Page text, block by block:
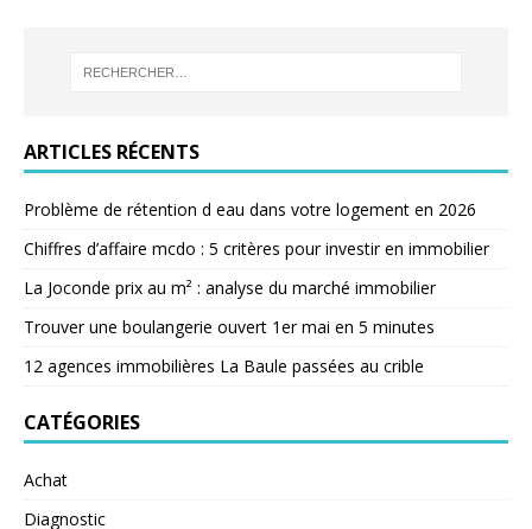
ARTICLES RÉCENTS
Problème de rétention d eau dans votre logement en 2026
Chiffres d’affaire mcdo : 5 critères pour investir en immobilier
La Joconde prix au m² : analyse du marché immobilier
Trouver une boulangerie ouvert 1er mai en 5 minutes
12 agences immobilières La Baule passées au crible
CATÉGORIES
Achat
Diagnostic